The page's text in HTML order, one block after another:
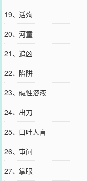
19、活殉
20、河童
21、追凶
22、陷阱
23、碱性溶液
24、出刀
25、口吐人言
26、审问
27、掌眼